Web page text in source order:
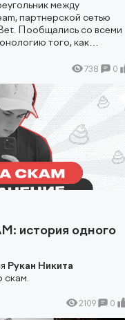
между
партнерской сетью
Пообщались со всеми
того, как
738 0
история одного
Рукан Никита
скам.
2109 0